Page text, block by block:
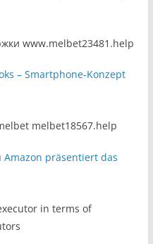
www.melbet23481.help
– Smartphone-Konzept
melbet18567.help
Amazon präsentiert das
in terms of